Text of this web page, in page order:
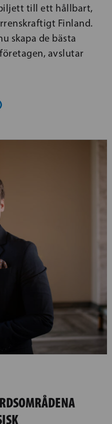
till ett hållbart,
Finland.
skapa de bästa
avslutar